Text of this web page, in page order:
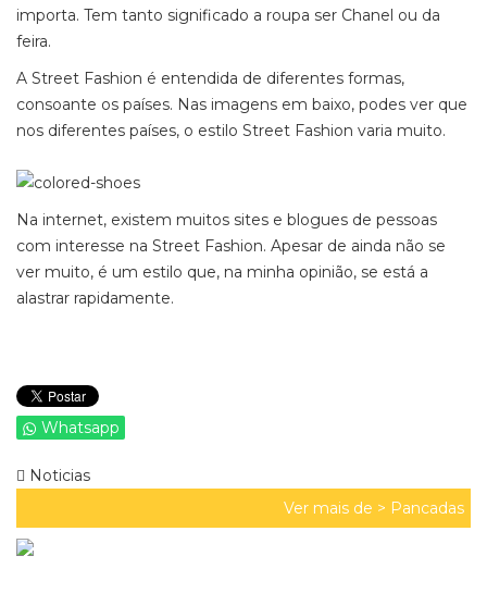
importa. Tem tanto significado a roupa ser Chanel ou da
feira.
A Street Fashion é entendida de diferentes formas,
consoante os países. Nas imagens em baixo, podes ver que
nos diferentes países, o estilo Street Fashion varia muito.
Na internet, existem muitos sites e blogues de pessoas
com interesse na Street Fashion. Apesar de ainda não se
ver muito, é um estilo que, na minha opinião, se está a
alastrar rapidamente.
Whatsapp
Noticias
Ver mais de > Pancadas